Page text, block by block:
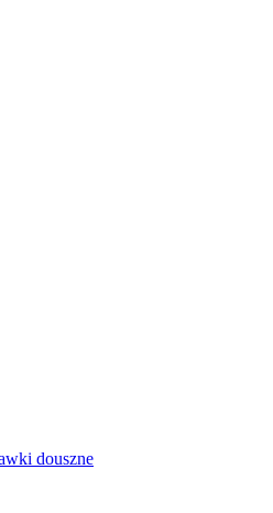
douszne